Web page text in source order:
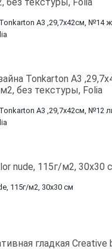
А3 ,29,7х42см, №14
А3 ,29,7х42см, №12
115г/м2, 30х30 см